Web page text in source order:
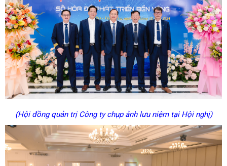
(Hội đồng quản trị Công ty chụp ảnh lưu niệm tại Hội nghị)